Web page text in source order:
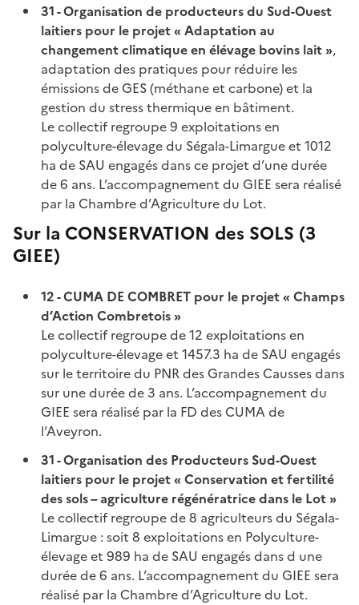
31 - Organisation de producteurs du Sud-Ouest
laitiers pour le projet « Adaptation au
changement climatique en élévage bovins lait »,
adaptation des pratiques pour réduire les
émissions de GES (méthane et carbone) et la
gestion du stress thermique en bâtiment.
Le collectif regroupe 9 exploitations en
polyculture-élevage du Ségala-Limargue et 1012
ha de SAU engagés dans ce projet d’une durée
de 6 ans. L’accompagnement du GIEE sera réalisé
par la Chambre d’Agriculture du Lot.
Sur la CONSERVATION des SOLS (3
GIEE)
12 - CUMA DE COMBRET pour le projet « Champs
d’Action Combretois »
Le collectif regroupe de 12 exploitations en
polyculture-élevage et 1457.3 ha de SAU engagés
sur le territoire du PNR des Grandes Causses dans
sur une durée de 3 ans. L’accompagnement du
GIEE sera réalisé par la FD des CUMA de
l’Aveyron.
31 - Organisation des Producteurs Sud-Ouest
laitiers pour le projet « Conservation et fertilité
des sols – agriculture régénératrice dans le Lot »
Le collectif regroupe de 8 agriculteurs du Ségala-
Limargue : soit 8 exploitations en Polyculture-
élevage et 989 ha de SAU engagés dans d une
durée de 6 ans. L’accompagnement du GIEE sera
réalisé par la Chambre d’Agriculture du Lot.